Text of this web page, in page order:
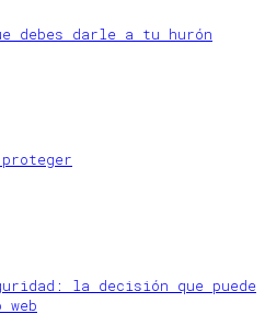
debes darle a tu hurón
la decisión que puede